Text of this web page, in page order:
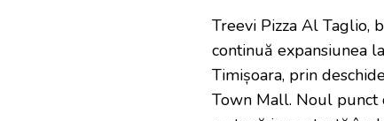
Treevi Pizza Al Taglio,
continuă expansiunea
Timișoara, prin
Town Mall. Noul punct